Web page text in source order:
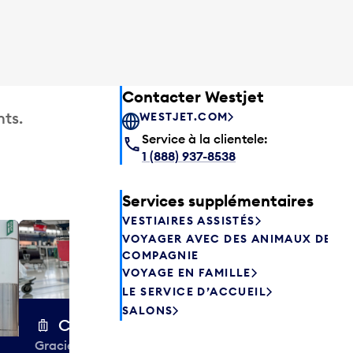
Chariots à bagages
Gracieuseté de la CIBC,
Excess
quelques
Contacter Westjet
WESTJET.COM
Service à la clientele:
1 (888) 937-8538
Services supplémentaires
VESTIAIRES ASSISTÉS
VOYAGER AVEC DES ANIMAUX DE
COMPAGNIE
VOYAGE EN FAMILLE
LE SERVICE D’ACCUEIL
SALONS